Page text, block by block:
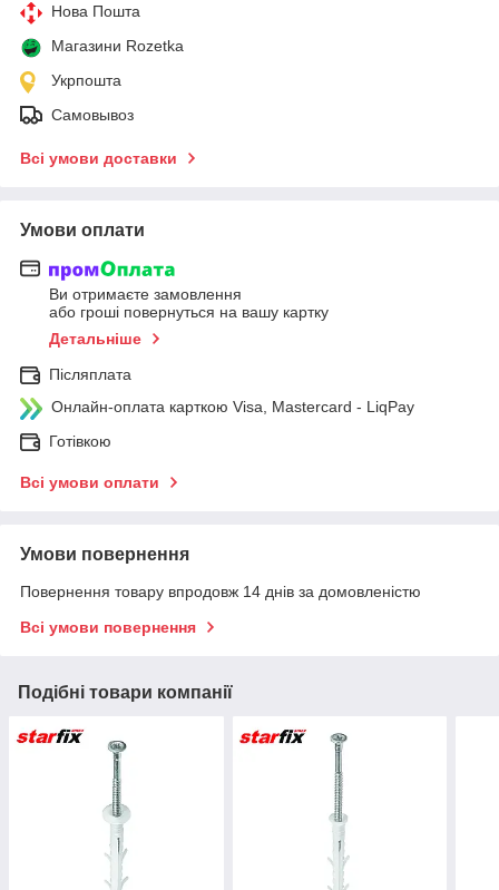
Нова Пошта
Магазини Rozetka
Укрпошта
Самовывоз
Всі умови доставки
Умови оплати
Ви отримаєте замовлення
або гроші повернуться на вашу картку
Детальніше
Післяплата
Онлайн-оплата карткою Visa, Mastercard - LiqPay
Готівкою
Всі умови оплати
Умови повернення
Повернення товару впродовж 14 днів за домовленістю
Всі умови повернення
Подібні товари компанії